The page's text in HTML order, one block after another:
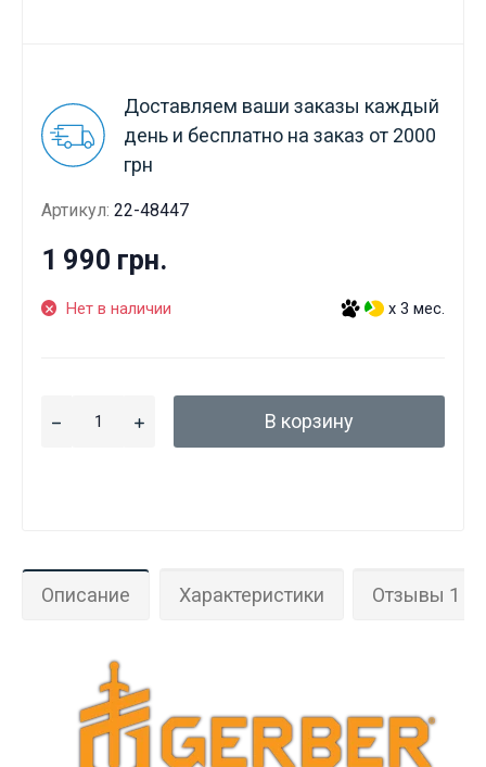
Доставляем ваши заказы каждый
день и бесплатно на заказ от 2000
грн
Артикул: 22-48447
1 990 грн.
Нет в наличии x 3 мес.
В корзину
Описание Характеристики Отзывы 1